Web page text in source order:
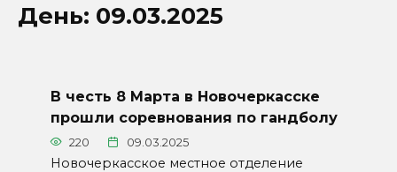
День: 09.03.2025
В честь 8 Марта в Новочеркасске
прошли соревнования по гандболу
220 09.03.2025
Новочеркасское местное отделение